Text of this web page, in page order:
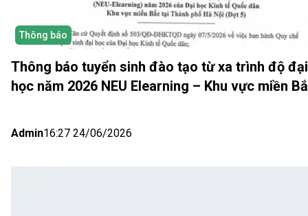
Thông báo
Thông báo tuyển sinh đào tạo từ xa trình độ đại
học năm 2026 NEU Elearning – Khu vực miền
Admin16:27 24/06/2026